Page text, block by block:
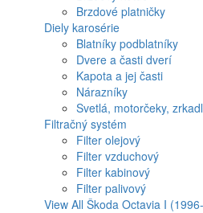
Brzdové platničky
Diely karosérie
Blatníky podblatníky
Dvere a časti dverí
Kapota a jej časti
Nárazníky
Svetlá, motorčeky,
Filtračný systém
Filter olejový
Filter vzduchový
Filter kabinový
Filter palivový
View All Škoda Octavia I